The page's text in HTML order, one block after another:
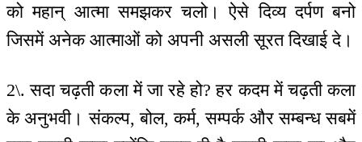
को महान् आत्मा समझकर चलो। ऐसे दिव्य दर्पण बनो
जिसमें अनेक आत्माओं को अपनी असली सूरत दिखाई दे।
2\. सदा चढ़ती कला में जा रहे हो? हर कदम में चढ़ती कला
के अनुभवी। संकल्प, बोल, कर्म, सम्पर्क और सम्बन्ध सबमें